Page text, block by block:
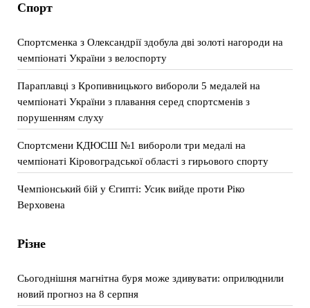
Спорт
Спортсменка з Олександрії здобула дві золоті нагороди на
чемпіонаті України з велоспорту
Параплавці з Кропивницького вибороли 5 медалей на
чемпіонаті України з плавання серед спортсменів з
порушенням слуху
Спортсмени КДЮСШ №1 вибороли три медалі на
чемпіонаті Кіровоградської області з гирьового спорту
Чемпіонський бій у Єгипті: Усик вийде проти Ріко
Верховена
Різне
Сьогоднішня магнітна буря може здивувати: оприлюднили
новий прогноз на 8 серпня